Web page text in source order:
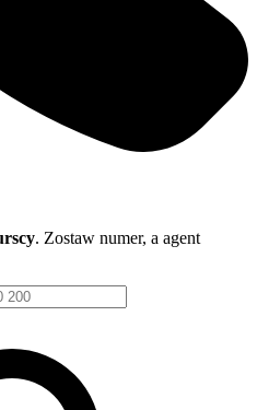
. Zostaw numer, a agent